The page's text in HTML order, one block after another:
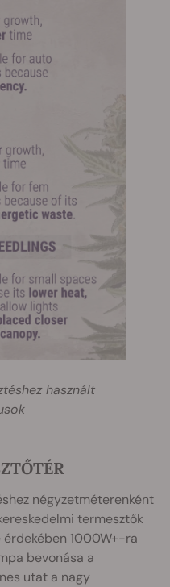
használt
négyzetméterenként
termesztők
érdekében 1000W+-ra
bevonása a
utat a nagy